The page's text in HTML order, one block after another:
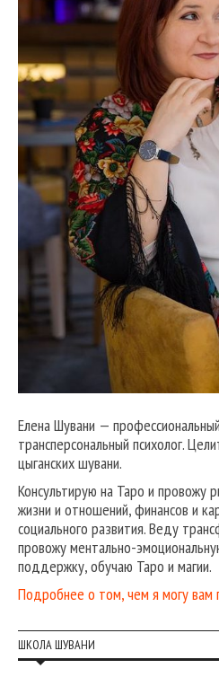
Елена Шувани —
трансперсональный психолог.
цыганских шувани.
Консультирую на Таро и провожу
жизни и отношений, финансов и
социального развития. Веду
провожу ментально-
поддержку, обучаю Таро и магии.
Подробнее о том, чем я могу вам
ШКОЛА ШУВАНИ